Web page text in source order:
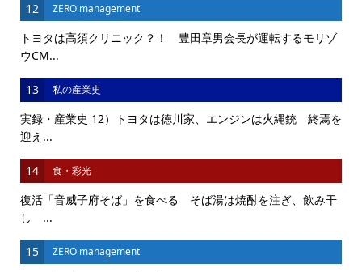
12 ZERO management
トヨタは高須クリニック？！ 豊田章男会長が運転するモリゾ
ウCM...
13 私の産業史
実録・産業史 12）トヨタは徳川家、エンジンは火縄銃 終焉を
迎え...
14 食・彩光
復活「音威子府そば」を食べる そば湯は焼酎を注ぎ、飲み干
し ...
15 ZERO management